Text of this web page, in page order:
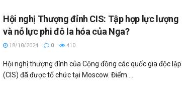
Hội nghị Thượng đỉnh CIS: Tập hợp lực lượng
và nỗ lực phi đô la hóa của Nga?
18/10/2024 0 410
Hội nghị thượng đỉnh của Cộng đồng các quốc gia độc lập
(CIS) đã được tổ chức tại Moscow. Điểm ...